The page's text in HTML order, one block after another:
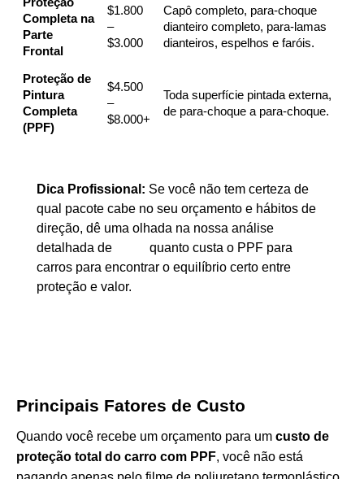
Completa na
Parte
Frontal
$1.800
–
$3.000
Capô completo, para-choque
dianteiro completo, para-lamas
dianteiros, espelhos e faróis.
Proteção de
Pintura
Completa
(PPF)
$4.500
–
$8.000+
Toda superfície pintada externa,
de para-choque a para-choque.
Dica Profissional: Se você não tem certeza de
qual pacote cabe no seu orçamento e hábitos de
direção, dê uma olhada na nossa análise
detalhada de
quanto custa o PPF para
carros para encontrar o equilíbrio certo entre
proteção e valor.
Principais Fatores de Custo
Quando você recebe um orçamento para um custo de
proteção total do carro com PPF, você não está